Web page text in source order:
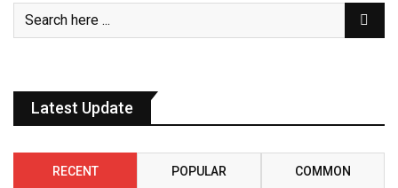
Latest Update
RECENT POPULAR COMMON